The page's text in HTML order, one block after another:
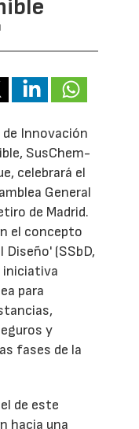
Innovación
SusChem-
celebrará el
General
de Madrid.
el concepto
Diseño' (SSbD,
iniciativa
para
y
fases de la
de este
hacia una